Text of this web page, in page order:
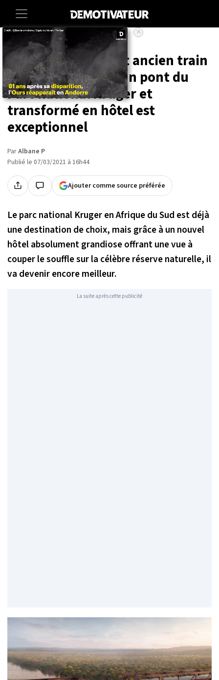
Accueil Societe Voyage
Afrique du Sud : cet ancien train
de luxe arrêté sur un pont du
Parc national Kruger et
transformé en hôtel est
exceptionnel
ParAlbane P
Publié le 07/03/2021 à 16h44
Ajouter comme source préférée
Le parc national Kruger en Afrique du Sud est déjà
une destination de choix, mais grâce à un nouvel
hôtel absolument grandiose offrant une vue à
couper le souffle sur la célèbre réserve naturelle, il
va devenir encore meilleur.
La suite après cette publicité
×